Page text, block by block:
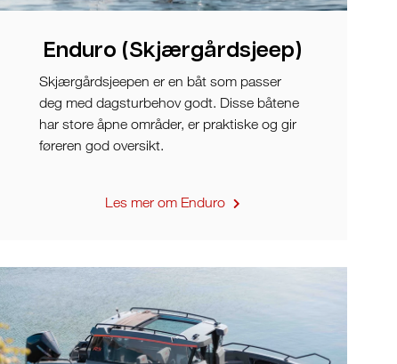
Enduro (Skjærgårdsjeep)
Skjærgårdsjeepen er en båt som passer
deg med dagsturbehov godt. Disse båtene
har store åpne områder, er praktiske og gir
føreren god oversikt.
Les mer om Enduro